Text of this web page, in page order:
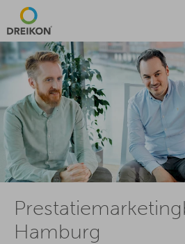
Hamburg